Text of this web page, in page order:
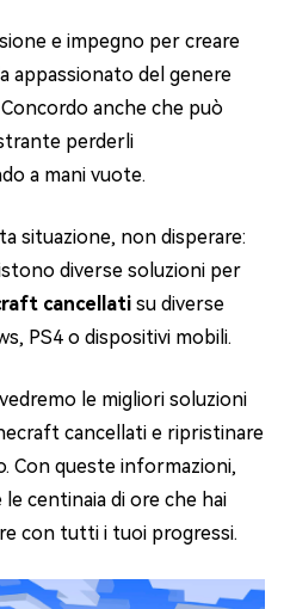
e impegno per creare
appassionato del genere
anche che può
perderli
a mani vuote.
situazione, non disperare:
diverse soluzioni per
cancellati su diverse
PS4 o dispositivi mobili.
le migliori soluzioni
cancellati e ripristinare
Con queste informazioni,
le centinaia di ore che hai
con tutti i tuoi progressi.